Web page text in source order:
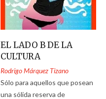
EL LADO B DE LA
CULTURA
Rodrigo Márquez Tizano
Sólo para aquellos que posean
una sólida reserva de